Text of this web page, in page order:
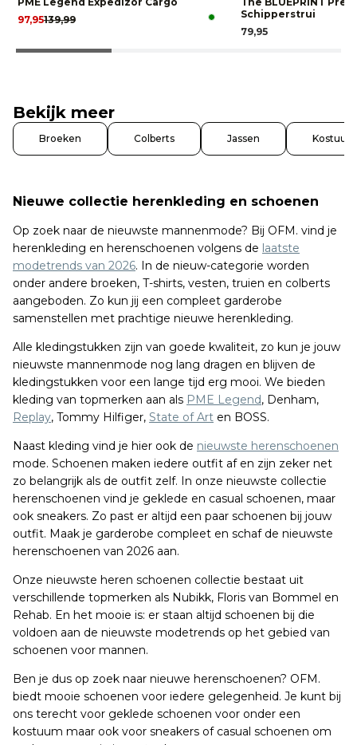
139,99
97,95
Schipperstrui
79,95
Bekijk meer
Broeken Colberts Jassen
Nieuwe collectie herenkleding en schoenen
Op zoek naar de nieuwste mannenmode? Bij OFM. vind je
herenkleding en herenschoenen volgens de laatste
modetrends van 2026. In de nieuw-categorie worden
onder andere broeken, T-shirts, vesten, truien en colberts
aangeboden. Zo kun jij een compleet garderobe
samenstellen met prachtige nieuwe herenkleding.
Alle kledingstukken zijn van goede kwaliteit, zo kun je jouw
nieuwste mannenmode nog lang dragen en blijven de
kledingstukken voor een lange tijd erg mooi. We bieden
kleding van topmerken aan als PME Legend, Denham,
Replay, Tommy Hilfiger, State of Art en BOSS.
Naast kleding vind je hier ook de nieuwste herenschoenen
mode. Schoenen maken iedere outfit af en zijn zeker net
zo belangrijk als de outfit zelf. In onze nieuwste collectie
herenschoenen vind je geklede en casual schoenen, maar
ook sneakers. Zo past er altijd een paar schoenen bij jouw
outfit. Maak je garderobe compleet en schaf de nieuwste
herenschoenen van 2026 aan.
Onze nieuwste heren schoenen collectie bestaat uit
verschillende topmerken als Nubikk, Floris van Bommel en
Rehab. En het mooie is: er staan altijd schoenen bij die
voldoen aan de nieuwste modetrends op het gebied van
schoenen voor mannen.
Ben je dus op zoek naar nieuwe herenschoenen? OFM.
biedt mooie schoenen voor iedere gelegenheid. Je kunt bij
ons terecht voor geklede schoenen voor onder een
kostuum maar ook voor sneakers of casual schoenen om